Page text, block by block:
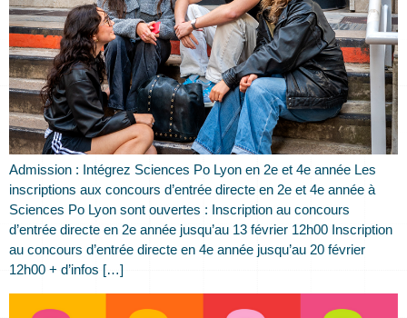
Admission : Intégrez Sciences Po Lyon en 2e et 4e année Les
inscriptions aux concours d’entrée directe en 2e et 4e année à
Sciences Po Lyon sont ouvertes : Inscription au concours
d’entrée directe en 2e année jusqu’au 13 février 12h00 Inscription
au concours d’entrée directe en 4e année jusqu’au 20 février
12h00 + d’infos […]